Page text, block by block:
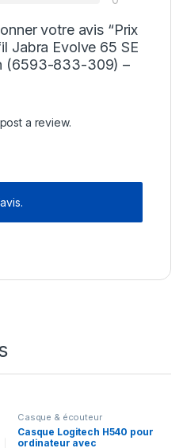
votre avis “Prix
Jabra Evolve 65 SE
(6593-833-309) –
a review.
Casque & écouteur
Casque Logitech H540 pour
ordinateur avec